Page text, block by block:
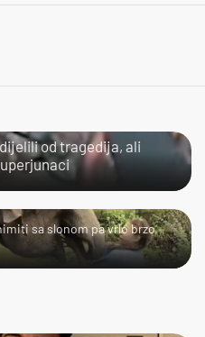
od tragedija, ali
sa slonom pa vrlo brzo